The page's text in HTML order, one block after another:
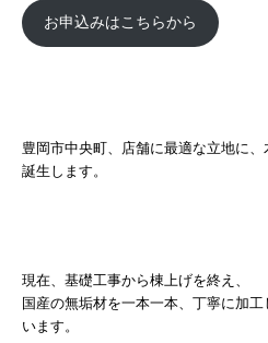
お申込みはこちらから
豊岡市中央町、店舗に最適な立地に
誕生します。
現在、基礎工事から棟上げを終え、
国産の無垢材を一本一本、丁寧に加
います。